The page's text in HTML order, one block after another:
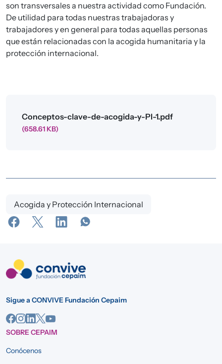
son transversales a nuestra actividad como Fundación.
De utilidad para todas nuestras trabajadoras y
trabajadores y en general para todas aquellas personas
que están relacionadas con la acogida humanitaria y la
protección internacional.
Archivo
Conceptos-clave-de-acogida-y-PI-1.pdf
(658.61 KB)
Acogida y Protección Internacional
Sigue a CONVIVE Fundación Cepaim
SOBRE CEPAIM
Conócenos